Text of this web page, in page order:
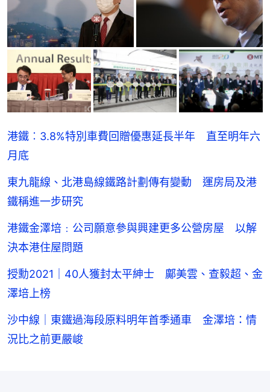
港鐵︰3.8%特別車費回贈優惠延長半年 直至明年六
月底
東九龍線、北港島線鐵路計劃傳有變動 運房局及港
鐵稱進一步研究
港鐵金澤培﹕公司願意參與興建更多公營房屋 以解
決本港住屋問題
授勳2021｜40人獲封太平紳士 鄺美雲、查毅超、金
澤培上榜
沙中線｜東鐵過海段原料明年首季通車 金澤培：情
況比之前更嚴峻